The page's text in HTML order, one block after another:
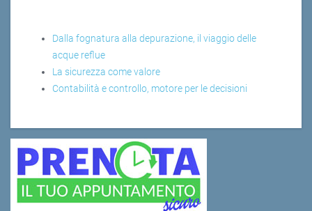
Dalla fognatura alla depurazione, il viaggio delle
acque reflue
La sicurezza come valore
Contabilità e controllo, motore per le decisioni